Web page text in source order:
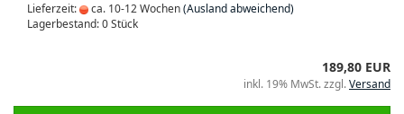
Lieferzeit: ca. 10-12 Wochen(Ausland abweichend)
Lagerbestand: 0 Stück
189,80 EUR
inkl. 19% MwSt. zzgl.Versand